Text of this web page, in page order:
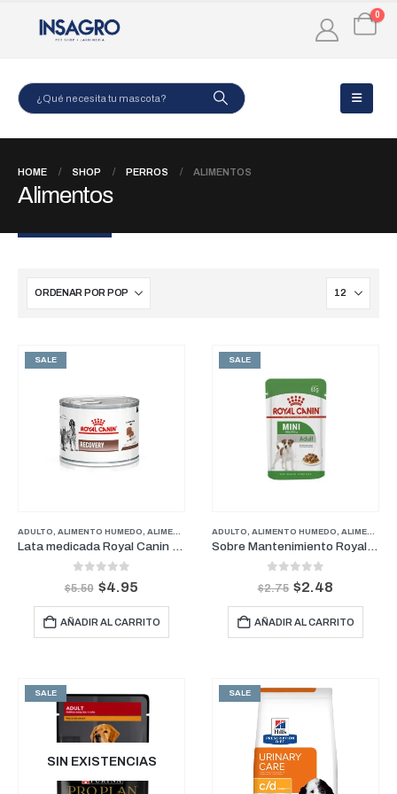
0
HOME SHOP PERROS ALIMENTOS
Alimentos
SALE
ADULTO ALIMENTO HUMEDO ALIMENTOS CUIDADOS PALIATIVOS,MEDICADOS,
Lata medicada Royal Canin Recovery Felino y Canino
out of 5
$5.50 $4.95
AÑADIR AL CARRITO
SALE
ADULTO ALIMENTO HUMEDO ALIMENTOS
Sobre Mantenimiento Royal Canin mini adulto 85 gr
out of 5
$2.75 $2.48
AÑADIR AL CARRITO
SALE
SIN EXISTENCIAS
SALE